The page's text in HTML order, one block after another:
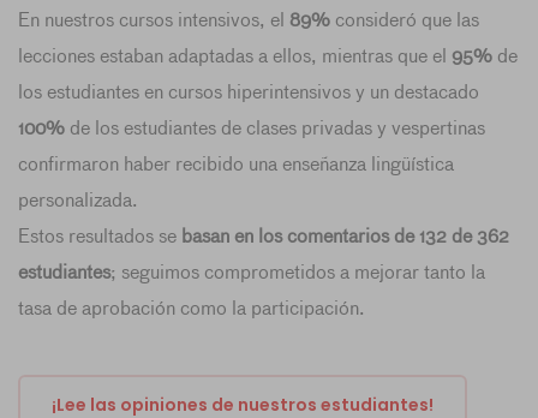
En nuestros cursos intensivos, el 89% consideró que las
lecciones estaban adaptadas a ellos, mientras que el 95% de
los estudiantes en cursos hiperintensivos y un destacado
100% de los estudiantes de clases privadas y vespertinas
confirmaron haber recibido una enseñanza lingüística
personalizada.
Estos resultados se basan en los comentarios de 132 de 362
estudiantes; seguimos comprometidos a mejorar tanto la
tasa de aprobación como la participación.
¡Lee las opiniones de nuestros estudiantes!